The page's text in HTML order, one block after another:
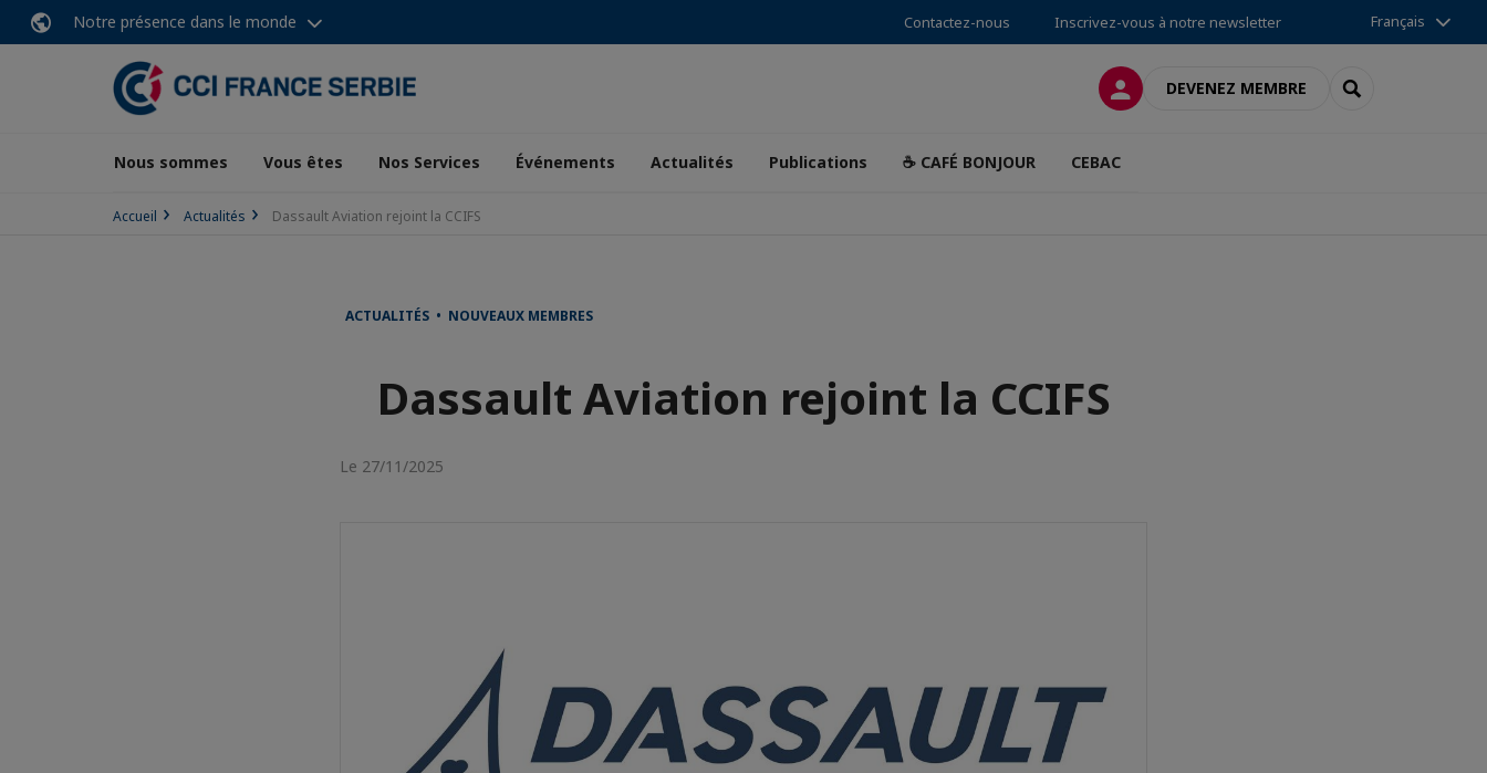
Notre présence dans le monde Contactez-nous Inscrivez-vous à notre newsletter Français
CONNEXIONDEVENEZ MEMBRE RECHERCHER
Nous sommes Vous êtes Nos Services Événements Actualités Publications ☕ CAFÉ BONJOUR CEBAC
Accueil Actualités Dassault Aviation rejoint la CCIFS
ACTUALITÉS • NOUVEAUX MEMBRES
Dassault Aviation rejoint la CCIFS
Le 27/11/2025